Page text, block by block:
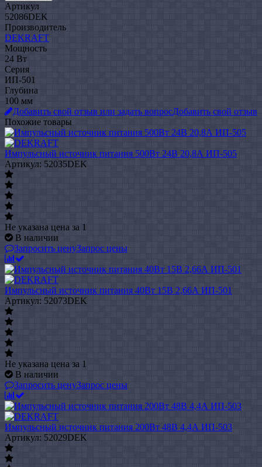
Артикул
52086DEK
Производитель
DEKRAFT
Мощность
24 Вт
Серия
ИП-501
Глубина
100 мм
Добавить свой отзыв или задать вопросДобавить свой отзыв
Похожие товары
Импульсный источник питания 500Вт 24В 20,8А ИП-505
Артикул: 52035DEK
Не указана цена за 1
В наличии
Запросить ценуЗапрос цены
Импульсный источник питания 40Вт 15В 2,66А ИП-501
Артикул: 52073DEK
Не указана цена за 1
В наличии
Запросить ценуЗапрос цены
Импульсный источник питания 200Вт 48В 4,4А ИП-503
Артикул: 52029DEK